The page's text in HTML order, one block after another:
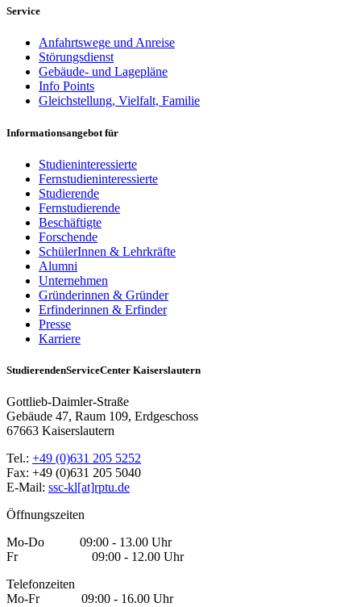
Service
Anfahrtswege und Anreise
Störungsdienst
Gebäude- und Lagepläne
Info Points
Gleichstellung, Vielfalt, Familie
Informationsangebot für
Studieninteressierte
Fernstudieninteressierte
Studierende
Fernstudierende
Beschäftigte
Forschende
SchülerInnen & Lehrkräfte
Alumni
Unternehmen
Gründerinnen & Gründer
Erfinderinnen & Erfinder
Presse
Karriere
StudierendenServiceCenter Kaiserslautern
Gottlieb-Daimler-Straße
Gebäude 47, Raum 109, Erdgeschoss
67663 Kaiserslautern
Tel.: +49 (0)631 205 5252
Fax: +49 (0)631 205 5040
E-Mail: ssc-kl[at]rptu.de
Öffnungszeiten
Mo-Do 09:00 - 13.00 Uhr
Fr 09:00 - 12.00 Uhr
Telefonzeiten
Mo-Fr 09:00 - 16.00 Uhr